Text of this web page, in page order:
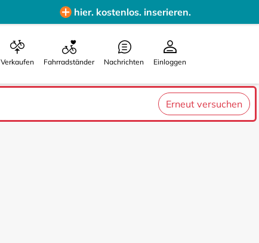
hier. kostenlos. inserieren.
Verkaufen Fahrradständer Nachrichten Einloggen
Erneut versuchen